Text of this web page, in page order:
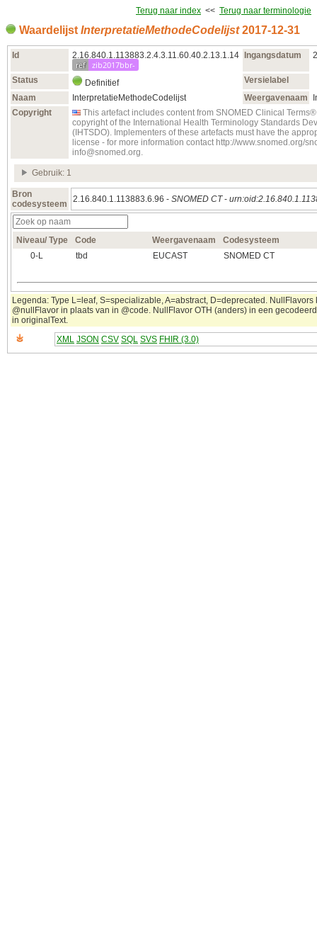
Terug naar index << Terug naar terminologie
Waardelijst InterpretatieMethodeCodelijst2017‑12‑31
Id 2.16.840.1.113883.2.4.3.11.60.40.2.13.1.14
ref zib2017bbr-
Ingangsdatum
Status Definitief
Versielabel
Naam
InterpretatieMethodeCodelijst Weergavenaam
Copyright
This artefact includes content from SNOMED Clinical
copyright of the International Health Terminology Standards
(IHTSDO). Implementers of these artefacts must have the
license - for more information contact http://www.snomed.org/
info@snomed.org.
Gebruik: 1
Bron
codesysteem
2.16.840.1.113883.6.96 - SNOMED CT-
Niveau/ Type Code Weergavenaam
Codesysteem
0‑L
tbd EUCAST SNOMED CT
Legenda: Type L=leaf, S=specializable, A=abstract, D=deprecated. NullFlavors
@nullFlavor in plaats van in @code. NullFlavor OTH (anders) in een
in originalText.
XML JSON CSV SQL SVS FHIR (3.0)